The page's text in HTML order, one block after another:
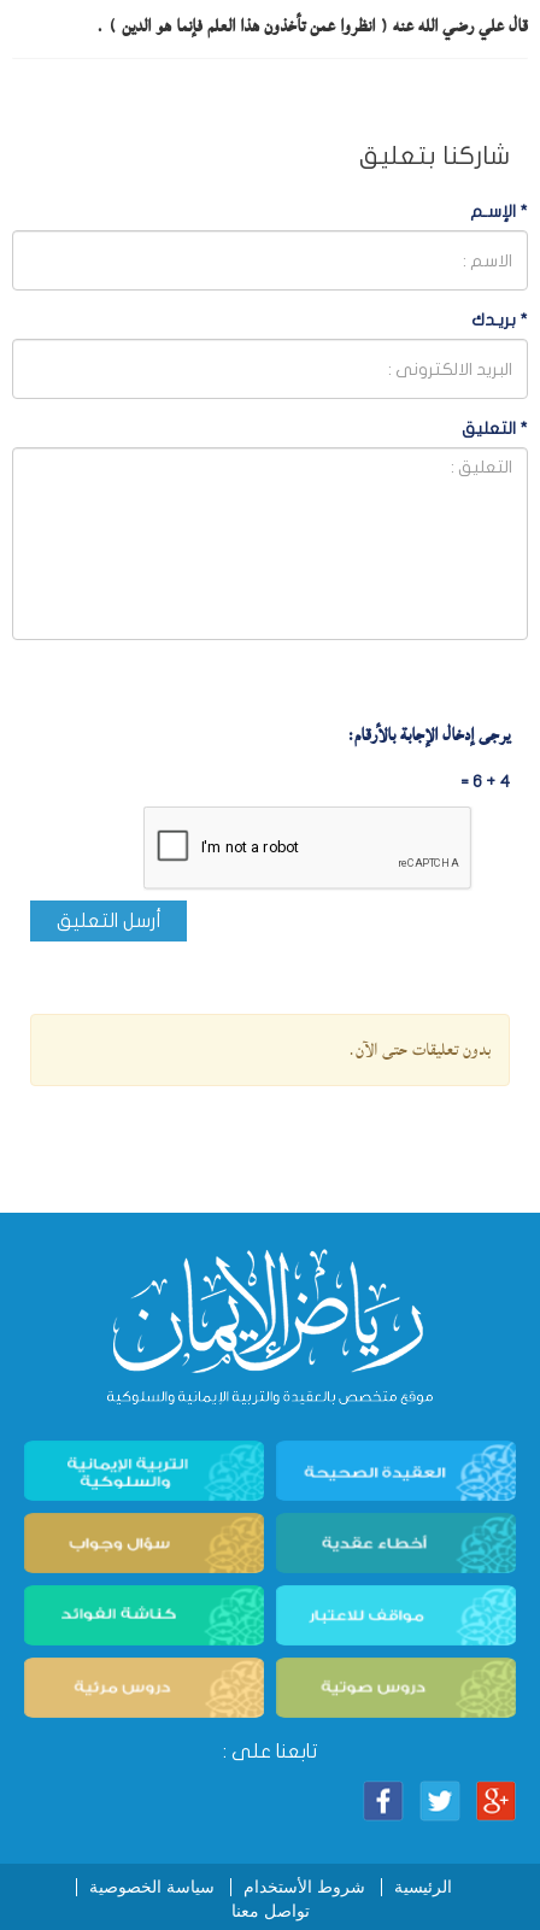
قال علي رضي الله عنه ( انظروا عمن تأخذون هذا العلم فإنما هو الدين ) .
شاركنا بتعليق
* الإسـم
* بريـدك
* التعليق
يرجى إدخال الإجابة بالأرقام:
4 + 6 =
أرسل التعليق
بدون تعليقات حتى الآن.
تابعنا على :
الرئيسية شروط الأستخدام
سياسة الخصوصية
تواصل معنا